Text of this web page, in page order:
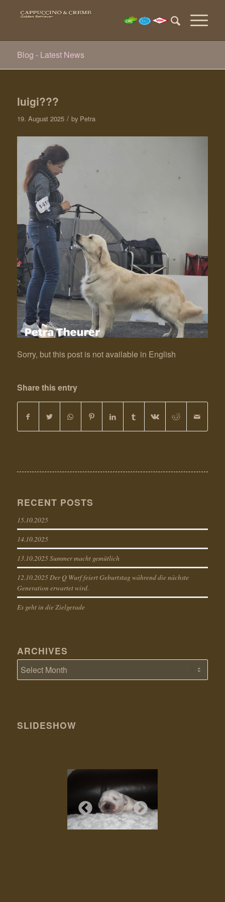
Blog - Latest News
luigi???
19. August 2025 / by Petra
Sorry, but this post is not available in English
Share this entry
RECENT POSTS
15.10.2025
14.10.2025
13.10.2025 Summer macht gemütlich
12.10.2025 Der Q Wurf feiert Geburtstag während die nächste
Generation erwartet wird.
Es geht in die Zielgerade
ARCHIVES
SLIDESHOW